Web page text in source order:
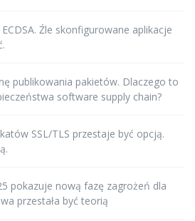
Źle skonfigurowane aplikacje
publikowania pakietów. Dlaczego to
software supply chain?
SSL/TLS przestaje być opcją.
pokazuje nową fazę zagrożeń dla
przestała być teorią